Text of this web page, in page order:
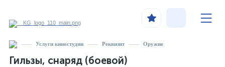
Услуги киностудии Реквизит Оружие
Гильзы, снаряд (боевой)